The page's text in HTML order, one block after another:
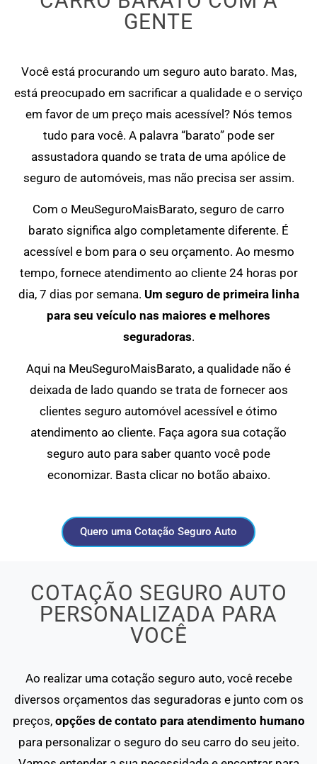
GENTE
Você está procurando um seguro auto barato. Mas,
está preocupado em sacrificar a qualidade e o serviço
em favor de um preço mais acessível? Nós temos
tudo para você. A palavra “barato” pode ser
assustadora quando se trata de uma apólice de
seguro de automóveis, mas não precisa ser assim.
Com o MeuSeguroMaisBarato, seguro de carro
barato significa algo completamente diferente. É
acessível e bom para o seu orçamento. Ao mesmo
tempo, fornece atendimento ao cliente 24 horas por
dia, 7 dias por semana. Um seguro de primeira linha
para seu veículo nas maiores e melhores
seguradoras.
Aqui na MeuSeguroMaisBarato, a qualidade não é
deixada de lado quando se trata de fornecer aos
clientes seguro automóvel acessível e ótimo
atendimento ao cliente. Faça agora sua cotação
seguro auto para saber quanto você pode
economizar. Basta clicar no botão abaixo.
Quero uma Cotação Seguro Auto
COTAÇÃO SEGURO AUTO
PERSONALIZADA PARA
VOCÊ
Ao realizar uma cotação seguro auto, você recebe
diversos orçamentos das seguradoras e junto com os
preços, opções de contato para atendimento humano
para personalizar o seguro do seu carro do seu jeito.